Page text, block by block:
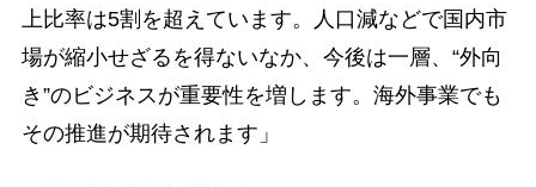
上比率は5割を超えています。人口減などで国内市
場が縮小せざるを得ないなか、今後は一層、“外向
き”のビジネスが重要性を増します。海外事業でも
その推進が期待されます」